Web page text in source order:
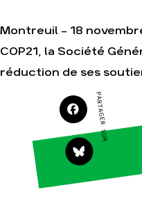
Faire un don
S'engager sur le
terrain
Agir au quotidien
Soutenir les
campagnes
Transmettre tout
ou partie de son
Montreuil – 18
COP21, la Société
réduction de ses
PARTAGER SUR